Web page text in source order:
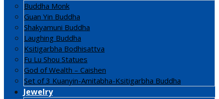
Buddha Monk
Guan Yin Buddha
Shakyamuni Buddha
Laughing Buddha
Ksitigarbha Bodhisattva
Fu Lu Shou Statues
God of Wealth – Caishen
Set of 3 Kuanyin-Amitabha-Ksitigarbha Buddha
Jewelry